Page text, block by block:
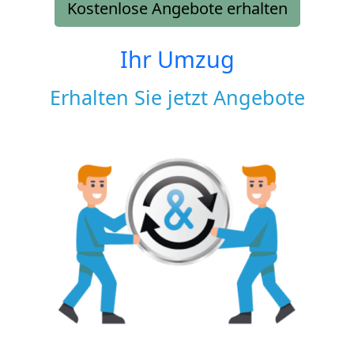
Kostenlose Angebote erhalten
Ihr Umzug
Erhalten Sie jetzt Angebote